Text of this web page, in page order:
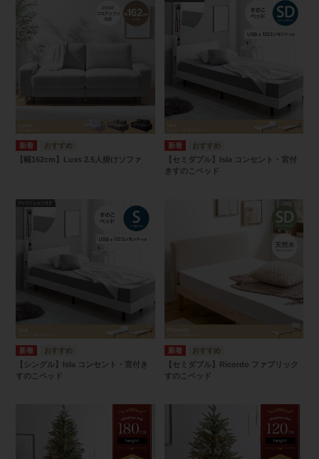
【幅162cm】Luxs 2.5人掛けソファ
【セミダブル】Isla コンセント・宮付
きすのこベッド
【シングル】Isla コンセント・宮付き
すのこベッド
【セミダブル】Ricordo ファブリック
すのこベッド